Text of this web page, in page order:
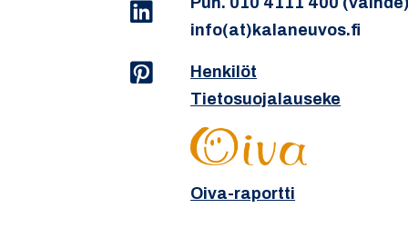
info(at)kalaneuvos.fi
Henkilöt
Tietosuojalauseke
Oiva-raportti